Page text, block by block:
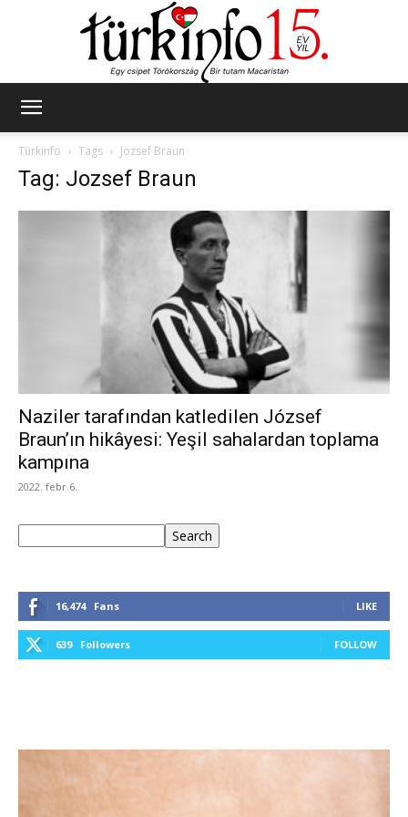
Türkinfo
Tags Jozsef Braun
Tag: Jozsef Braun
Naziler tarafından katledilen József
Braun’ın hikâyesi: Yeşil sahalardan toplama
kampına
2022. febr 6.
Search
16,474 Fans LIKE
639 Followers FOLLOW